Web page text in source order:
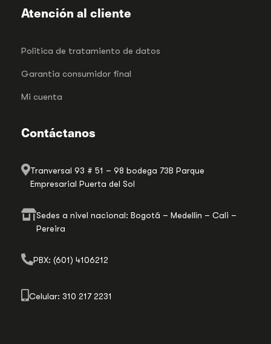
Atención al cliente
Politica de tratamiento de datos
Garantia consumidor final
Mi cuenta
Contáctanos
Tranversal 93 # 51 – 98 bodega 73B Parque
Empresarial Puerta del Sol
Sedes a nivel nacional: Bogotá – Medellín – Cali –
Pereira
PBX: (601) 4106212
Celular: 310 217 2231